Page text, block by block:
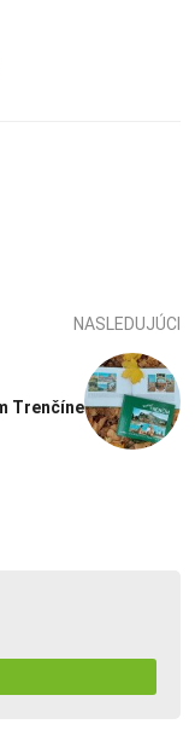
NASLEDUJÚCI
Trenčíne